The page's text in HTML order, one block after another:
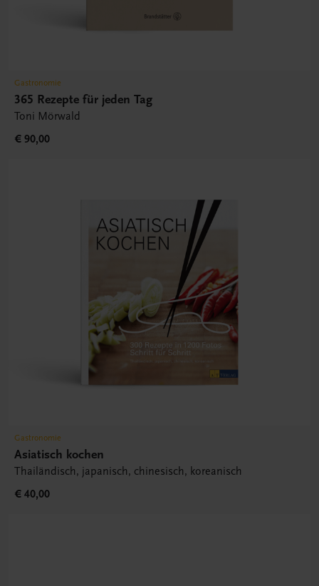
Gastronomie
365 Rezepte für jeden Tag
Toni Mörwald
€ 90,00
Gastronomie
Asiatisch kochen
Thailändisch, japanisch, chinesisch, koreanisch
€ 40,00